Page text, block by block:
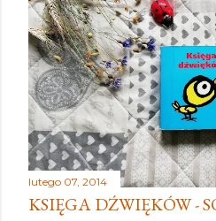
lutego 07, 2014
KSIĘGA DŹWIĘKÓW -